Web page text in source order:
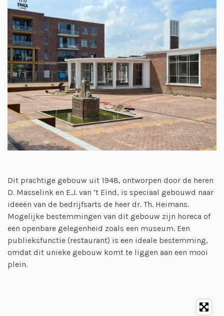
Dit prachtige gebouw uit 1948, ontworpen door de heren
D. Masselink en E.J. van ’t Eind, is speciaal gebouwd naar
ideeën van de bedrijfsarts de heer dr. Th. Heimans.
Mogelijke bestemmingen van dit gebouw zijn horeca of
een openbare gelegenheid zoals een museum. Een
publieksfunctie (restaurant) is een ideale bestemming,
omdat dit unieke gebouw komt te liggen aan een mooi
plein.